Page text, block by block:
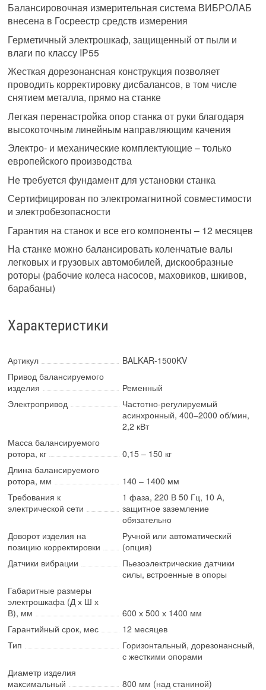
Балансировочная измерительная система ВИБРОЛАБ
внесена в Госреестр средств измерения
Герметичный электрошкаф, защищенный от пыли и
влаги по классу IP55
Жесткая дорезонансная конструкция позволяет
проводить корректировку дисбалансов, в том числе
снятием металла, прямо на станке
Легкая перенастройка опор станка от руки благодаря
высокоточным линейным направляющим качения
Электро- и механические комплектующие – только
европейского производства
Не требуется фундамент для установки станка
Сертифицирован по электромагнитной совместимости
и электробезопасности
Гарантия на станок и все его компоненты – 12 месяцев
На станке можно балансировать коленчатые валы
легковых и грузовых автомобилей, дискообразные
роторы (рабочие колеса насосов, маховиков, шкивов,
барабаны)
Характеристики
Артикул
BALKAR-1500KV
Привод балансируемого
изделия
Ременный
Электропривод
Частотно-регулируемый
асинхронный, 400–2000 об/мин,
2,2 кВт
Масса балансируемого
ротора, кг
0,15 – 150 кг
Длина балансируемого
ротора, мм
140 – 1400 мм
Требования к
электрической сети
1 фаза, 220 В 50 Гц, 10 А,
защитное заземление
обязательно
Доворот изделия на
позицию корректировки
Ручной или автоматический
(опция)
Датчики вибрации
Пьезоэлектрические датчики
силы, встроенные в опоры
Габаритные размеры
электрошкафа (Д х Ш х
В), мм
600 х 500 х 1400 мм
Гарантийный срок, мес
12 месяцев
Тип
Горизонтальный, дорезонансный,
с жесткими опорами
Диаметр изделия
максимальный
800 мм (над станиной)